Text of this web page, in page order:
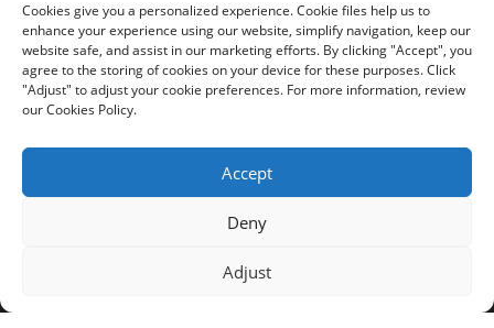
Plaque À Dégagement Rapide
Support D'objectif
Cookies give you a personalized experience. Cookie files help us to
enhance your experience using our website, simplify navigation, keep our
website safe, and assist in our marketing efforts. By clicking "Accept", you
agree to the storing of cookies on your device for these purposes. Click
"Adjust" to adjust your cookie preferences. For more information, review
our Cookies Policy.
Accept
Deny
Adjust